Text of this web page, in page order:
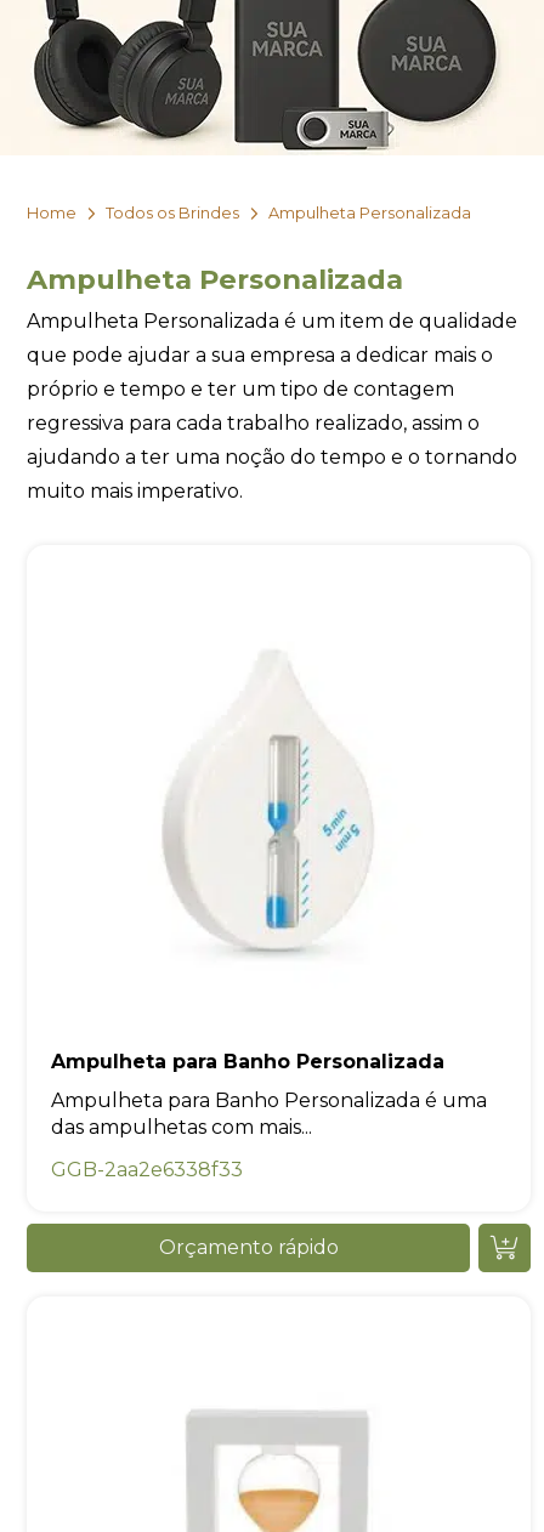
Home Todos os Brindes Ampulheta Personalizada
Ampulheta Personalizada
Ampulheta Personalizada é um item de qualidade
que pode ajudar a sua empresa a dedicar mais o
próprio e tempo e ter um tipo de contagem
regressiva para cada trabalho realizado, assim o
ajudando a ter uma noção do tempo e o tornando
muito mais imperativo.
Ampulheta para Banho Personalizada
Ampulheta para Banho Personalizada é uma
das ampulhetas com mais...
GGB-2aa2e6338f33
Orçamento rápido